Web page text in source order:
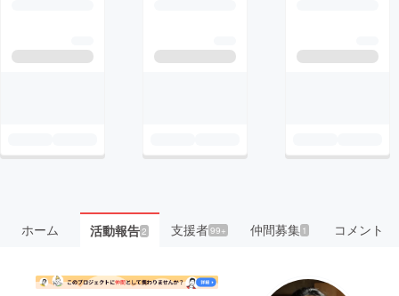
ホーム 活動報告2 支援者99+ 仲間募集 1 コメント